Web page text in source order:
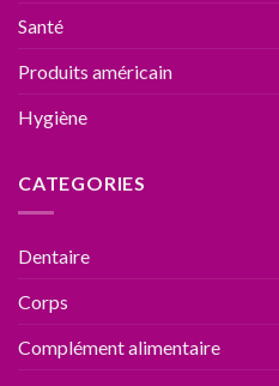
Santé
Produits américain
Hygiène
CATEGORIES
Dentaire
Corps
Complément alimentaire